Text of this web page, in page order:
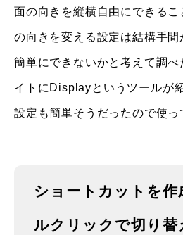
面の向きを縦横自由にできる
の向きを変える設定は結構手
簡単にできないかと考えて調べ
イトにDisplayというツールが
設定も簡単そうだったので使っ
ショートカットを作
ルクリックで切り替